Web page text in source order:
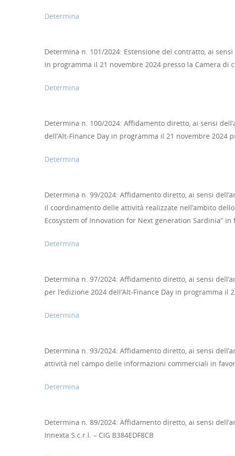
Determina
Determina n. 101/2024: Estensione del contratto, ai
in programma il 21 novembre 2024 presso la Camera di
Determina
Determina n. 100/2024: Affidamento diretto, ai sensi
dell’Alt-Finance Day in programma il 21 novembre 2024
Determina
Determina n. 99/2024: Affidamento diretto, ai sensi
il coordinamento delle attività realizzate nell’ambito
Ecosystem of Innovation for Next generation Sardinia” in
Determina
Determina n. 97/2024: Affidamento diretto, ai sensi
per l’edizione 2024 dell’Alt-Finance Day in programma
Determina
Determina n. 93/2024: Affidamento diretto, ai sensi
attività nel campo delle informazioni commerciali in
Determina
Determina n. 89/2024: Affidamento diretto, ai sensi
Innexta S.c.r.l. – CIG B384EDF8CB